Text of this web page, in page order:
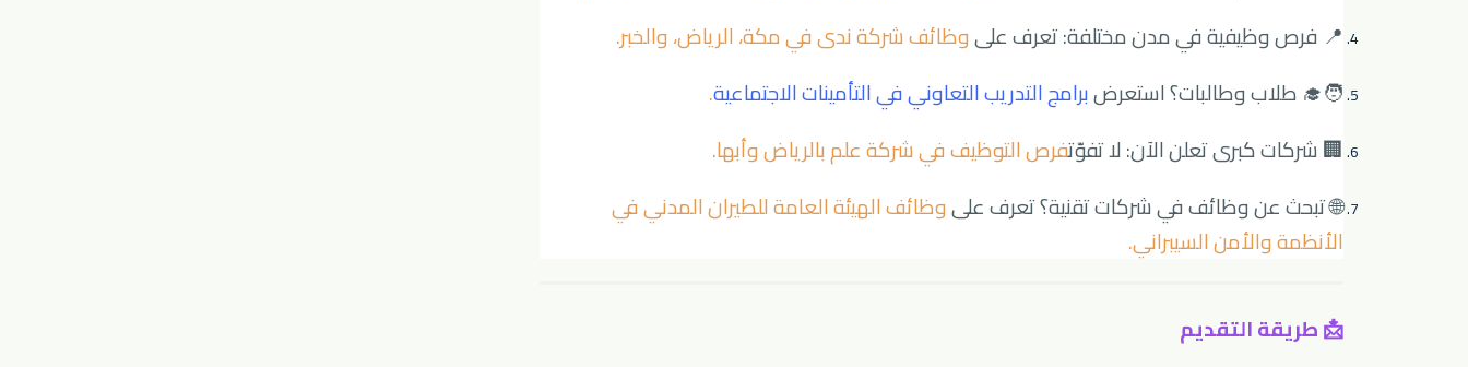
📍 فرص وظيفية في مدن مختلفة: تعرف علىوظائف شركة ندى في مكة، الرياض، والخبر.
🧑‍🎓 طلاب وطالبات؟ استعرضبرامج التدريب التعاوني في التأمينات الاجتماعية.
🏢 شركات كبرى تعلن الآن: لا تفوّتفرص التوظيف في شركة علم بالرياض وأبها.
🌐 تبحث عن وظائف في شركات تقنية؟ تعرف علىوظائف الهيئة العامة للطيران المدني في
الأنظمة والأمن السيبراني.
📩 طريقة التقديم